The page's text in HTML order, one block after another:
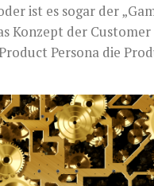
ist es sogar der
Konzept der
Persona die